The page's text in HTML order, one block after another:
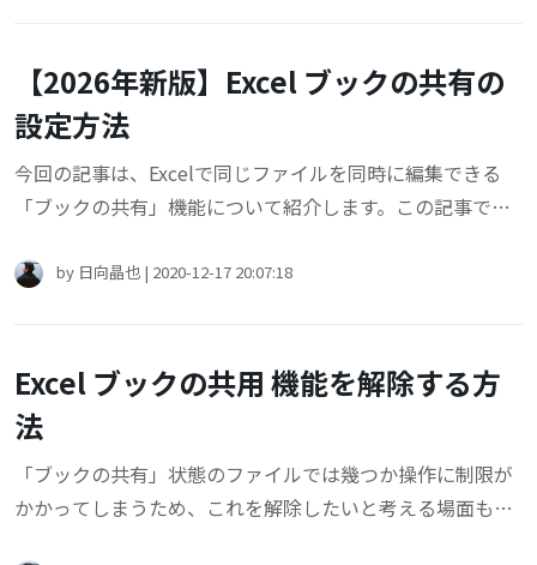
【2026年新版】Excel ブックの共有の
設定方法
今回の記事は、Excelで同じファイルを同時に編集できる
「ブックの共有」機能について紹介します。この記事で
およびこ使用中のいくつかの注意事項について説明しま
by 日向晶也 | 2020-12-17 20:07:18
Excel ブックの共用 機能を解除する方
法
「ブックの共有」状態のファイルでは幾つか操作に制限が
かかってしまうため、これを解除したいと考える場面もあ